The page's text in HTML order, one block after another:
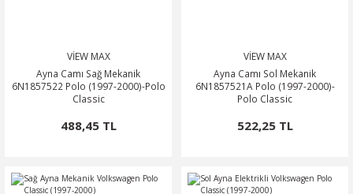
VİEW MAX
Ayna Camı Sağ Mekanik
6N1857522 Polo (1997-2000)-Polo
Classic
488,45 TL
VİEW MAX
Ayna Camı Sol Mekanik
6N1857521A Polo (1997-2000)-
Polo Classic
522,25 TL